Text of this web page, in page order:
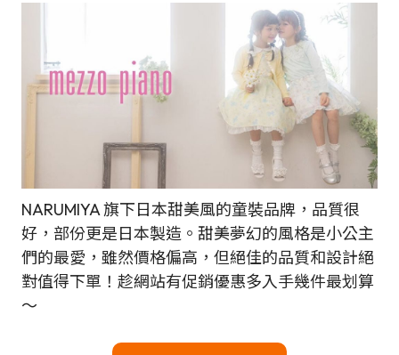
NARUMIYA 旗下日本甜美風的童裝品牌，品質很
好，部份更是日本製造。甜美夢幻的風格是小公主
們的最愛，雖然價格偏高，但絕佳的品質和設計絕
對值得下單！趁網站有促銷優惠多入手幾件最划算
～